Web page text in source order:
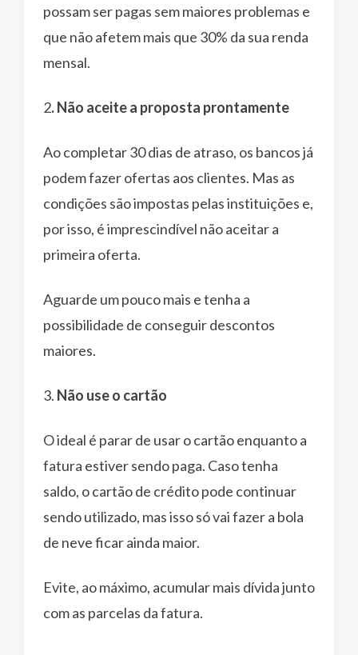
possam ser pagas sem maiores problemas e
que não afetem mais que 30% da sua renda
mensal.
2. Não aceite a proposta prontamente
Ao completar 30 dias de atraso, os bancos já
podem fazer ofertas aos clientes. Mas as
condições são impostas pelas instituições e,
por isso, é imprescindível não aceitar a
primeira oferta.
Aguarde um pouco mais e tenha a
possibilidade de conseguir descontos
maiores.
3. Não use o cartão
O ideal é parar de usar o cartão enquanto a
fatura estiver sendo paga. Caso tenha
saldo, o cartão de crédito pode continuar
sendo utilizado, mas isso só vai fazer a bola
de neve ficar ainda maior.
Evite, ao máximo, acumular mais dívida junto
com as parcelas da fatura.